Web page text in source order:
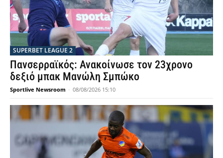
SUPERBET LEAGUE 2
Πανσερραϊκός: Ανακοίνωσε τον 23χρονο
δεξιό μπακ Μανώλη Σμπώκο
Sportlive Newsroom - 08/08/2026 15:10